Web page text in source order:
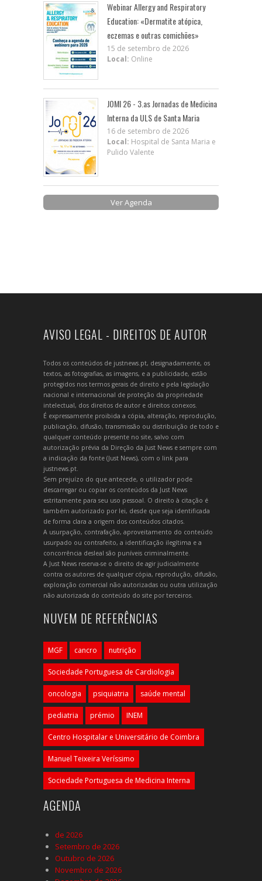
Webinar Allergy and Respiratory
Education: «Dermatite atópica,
eczemas e outras comichões»
15 de setembro de 2026
Local: Online
JOMI 26 - 3.as Jornadas de Medicina
Interna da ULS de Santa Maria
16 de setembro de 2026
Local: Hospital de Santa Maria e
Pulido Valente
Ver Agenda
AVISO LEGAL - DIREITOS DE AUTOR
Todos os conteúdos de justnews.pt, designadamente, os
textos, as fotografias, as imagens, e a publicidade, estão
protegidos nos termos gerais de direito e pela legislação
nacional e internacional de proteção da propriedade
intelectual, dos direitos de autor e direitos conexos.
É expressamente proibida a cópia, alteração, reprodução,
publicação, difusão, transmissão ou distribuição de todo e
qualquer conteúdo presente no site, salvo com
autorização prévia da Direção da Just News e sempre com
a indicação da fonte (Just News), com o link para
justnews.pt.
Sem prejuízo do que antecede, o utilizador pode
descarregar ou copiar os conteúdos da Just News
estritamente para seu uso pessoal. O direito à citação é
também autorizado por lei, desde que seja identificada
de forma clara a origem dos conteúdos citados.
A usurpação, contrafação, aproveitamento do conteúdo
usurpado ou contrafeito, a identificação ilegítima e a
concorrência desleal são puníveis criminalmente.
A Just News reserva-se o direito de agir judicialmente
contra os autores de qualquer cópia, reprodução, difusão,
exploração comercial não autorizadas ou outra utilização
não autorizada do conteúdo do site por terceiros.
NUVEM DE REFERÊNCIAS
MGF cancro nutrição
Sociedade Portuguesa de Cardiologia
oncologia psiquiatria saúde mental
pediatria prémio INEM
Centro Hospitalar e Universitário de Coimbra
Manuel Teixeira Veríssimo
Sociedade Portuguesa de Medicina Interna
AGENDA
de 2026
Setembro de 2026
Outubro de 2026
Novembro de 2026